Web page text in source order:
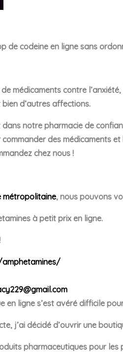
de codeine en ligne sans
médicaments contre
d’autres affections.
notre pharmacie de
des médicaments
chez nous !
métropolitaine, nous pouvons
à petit prix en ligne.
en ligne s’est avéré difficile
j’ai décidé d’ouvrir une
pharmaceutiques pour